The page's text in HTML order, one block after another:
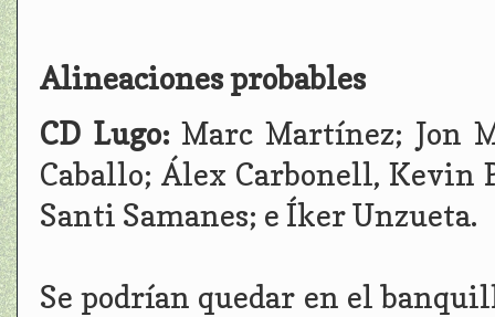
Alineaciones probables
CD Lugo:Marc Martínez; Jon
Caballo; Álex Carbonell, Kevin
Santi Samanes; e Íker Unzueta.
Se podrían quedar en el